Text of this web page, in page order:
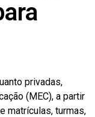
privadas,
(MEC), a partir
matrículas, turmas,